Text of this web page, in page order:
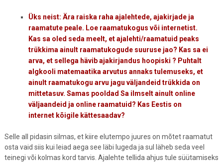
Üks neist: Ära raiska raha ajalehtede, ajakirjade ja
raamatute peale. Loe raamatukogus või internetist.
Kas sa oled seda meelt, et ajalehti/raamatuid peaks
trükkima ainult raamatukogude suuruse jao? Kas sa ei
arva, et sellega hävib ajakirjandus hoopiski ? Puhtalt
algkooli matemaatika arvutus annaks tulemuseks, et
ainult raamatukogu arvu jagu väljandeid trükkida on
mittetasuv. Samas pooldad Sa ilmselt ainult online
väljaandeid ja online raamatuid? Kas Eestis on
internet kõigile kättesaadav?
Selle all pidasin silmas, et kiire elutempo juures on mõtet raamatut
osta vaid siis kui leiad aega see läbi lugeda ja sul läheb seda veel
teinegi või kolmas kord tarvis. Ajalehte tellida ahjus tule süütamiseks